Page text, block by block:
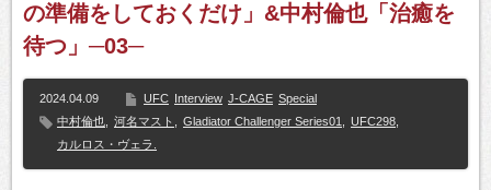
の準備をしておくだけ」&中村倫也「治癒を
待つ」─03─
2024.04.09 UFC Interview J-CAGE Special
中村倫也
河名マスト Gladiator Challenger Series01 UFC298
カルロス・ヴェラ.